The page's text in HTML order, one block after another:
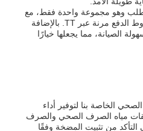
وهو مجموعة واحدة فقط، مع
مهلة تسليم تبلغ أسبوعين. شروط الدفع مرنة عبر TT. بالإضافة
الصيانة، مما يجعلها خيارًا
الخاصة بنا لتوفير أداء
مياه الصرف الصحي والصرف
من تثبيت المضخة وفقًا